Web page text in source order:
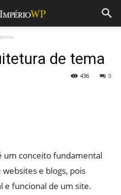
de tema
0
436
um conceito fundamental
e blogs, pois
e funcional de um site.